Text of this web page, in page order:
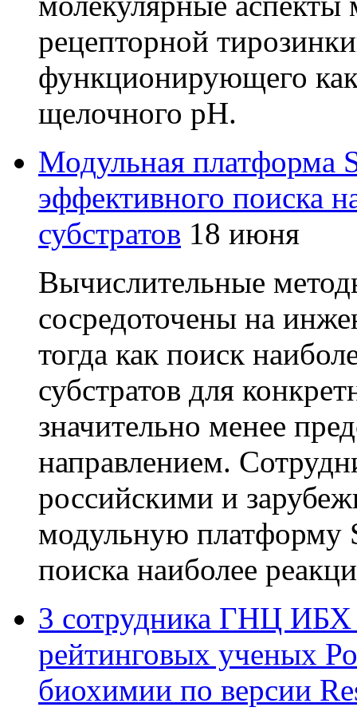
рецепторной
функционирующего
щелочного pH.
Модульная платформа
эффективного поиска
субстратов 18 июня
Вычислительные
сосредоточены на
тогда как поиск
субстратов для
значительно менее
направлением.
российскими и
модульную платформу
поиска наиболее
3 сотрудника ГНЦ
рейтинговых ученых
биохимии по версии